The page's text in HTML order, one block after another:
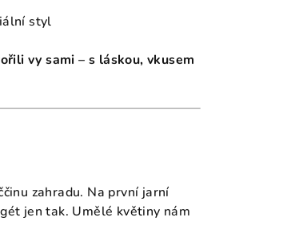
styl
vy sami – s láskou, vkusem
zahradu. Na první jarní
jen tak. Umělé květiny nám